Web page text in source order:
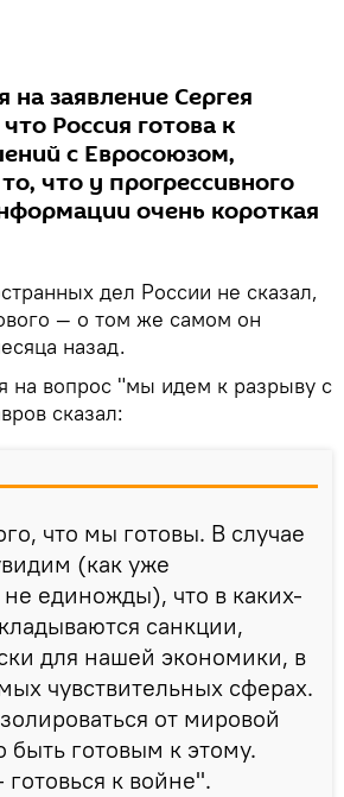
на заявление Сергея
Россия готова к
с Евросоюзом,
что у прогрессивного
очень короткая
дел России не сказал,
— о том же самом он
назад.
на вопрос "мы идем к разрыву с
сказал:
что мы готовы. В случае
(как уже
не единожды), что в каких-
санкции,
для нашей экономики, в
чувствительных сферах.
от мировой
готовым к этому.
к войне".